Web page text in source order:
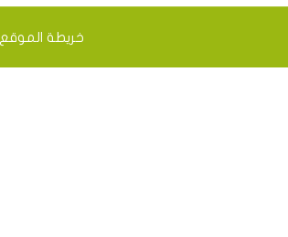
خريطة الموقع